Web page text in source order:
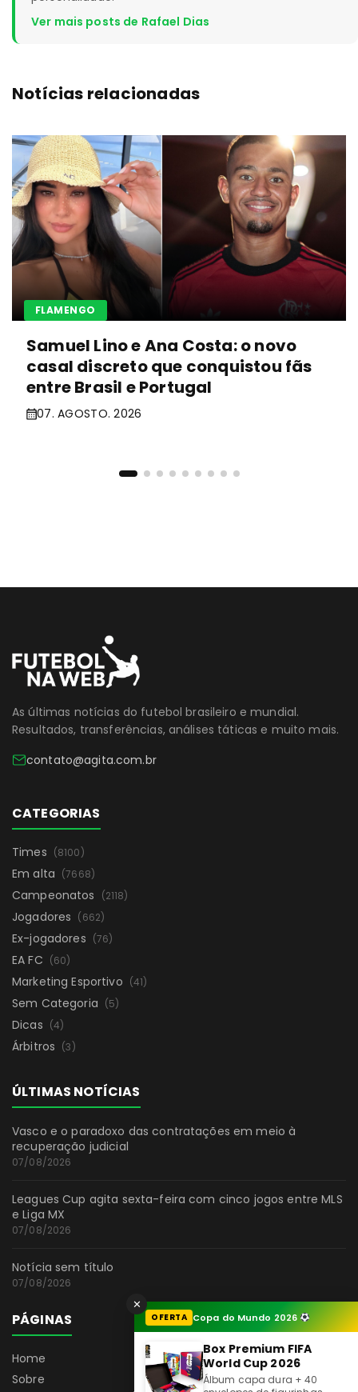
Ver mais posts de Rafael Dias
Notícias relacionadas
FLAMENGO
Samuel Lino e Ana Costa: o novo
casal discreto que conquistou fãs
entre Brasil e Portugal
07. AGOSTO. 2026
✕
OFERTA Copa do Mundo 2026
Box Premium FIFA
World Cup 2026
Álbum capa dura + 40
As últimas notícias do futebol brasileiro e mundial.
Resultados, transferências, análises táticas e muito mais.
contato@agita.com.br
CATEGORIAS
Times (8100)
Em alta (7668)
Campeonatos (2118)
Jogadores (662)
Ex-jogadores (76)
EA FC (60)
Marketing Esportivo (41)
Sem Categoria (5)
Dicas (4)
Árbitros (3)
ÚLTIMAS NOTÍCIAS
Vasco e o paradoxo das contratações em meio à
recuperação judicial
07/08/2026
Leagues Cup agita sexta-feira com cinco jogos entre MLS
e Liga MX
07/08/2026
Notícia sem título
07/08/2026
PÁGINAS
Home
Sobre